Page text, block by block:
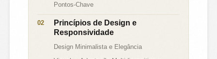
Pontos-Chave
Princípios de Design e
Responsividade
Design Minimalista e Elegância